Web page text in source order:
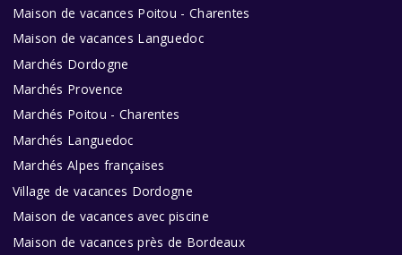
Maison de vacances Poitou - Charentes
Maison de vacances Languedoc
Marchés Dordogne
Marchés Provence
Marchés Poitou - Charentes
Marchés Languedoc
Marchés Alpes françaises
Village de vacances Dordogne
Maison de vacances avec piscine
Maison de vacances près de Bordeaux